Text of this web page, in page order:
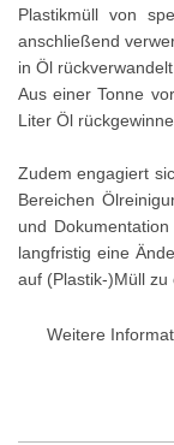
Plastikmüll von
anschließend
in Öl
Aus einer Tonne
Liter Öl
Zudem engagiert
Bereichen
und
langfristig eine
auf (Plastik-)Müll zu
Weitere